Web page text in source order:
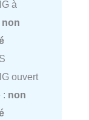
à
non
ouvert
: non